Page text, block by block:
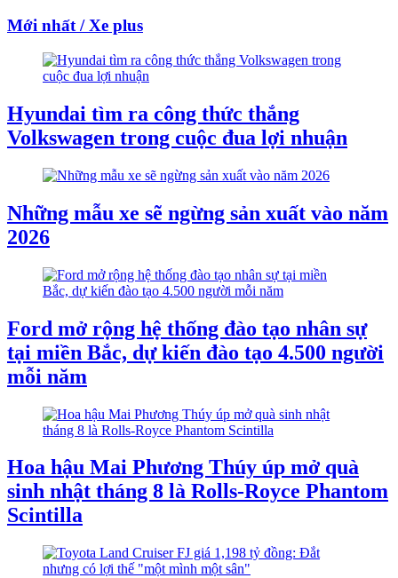
Mới nhất / Xe plus
Hyundai tìm ra công thức thắng
Volkswagen trong cuộc đua lợi nhuận
Những mẫu xe sẽ ngừng sản xuất vào năm
2026
Ford mở rộng hệ thống đào tạo nhân sự
tại miền Bắc, dự kiến đào tạo 4.500 người
mỗi năm
Hoa hậu Mai Phương Thúy úp mở quà
sinh nhật tháng 8 là Rolls-Royce Phantom
Scintilla